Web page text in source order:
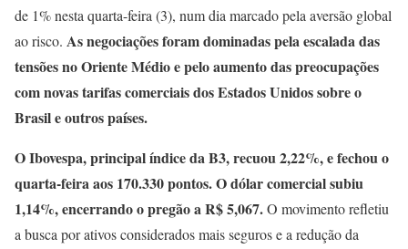
de 1% nesta quarta-feira (3), num dia marcado pela aversão global
ao risco. As negociações foram dominadas pela escalada das
tensões no Oriente Médio e pelo aumento das preocupações
com novas tarifas comerciais dos Estados Unidos sobre o
Brasil e outros países.
O Ibovespa, principal índice da B3, recuou 2,22%, e fechou o
quarta-feira aos 170.330 pontos. O dólar comercial subiu
1,14%, encerrando o pregão a R$ 5,067.O movimento refletiu
a busca por ativos considerados mais seguros e a redução da